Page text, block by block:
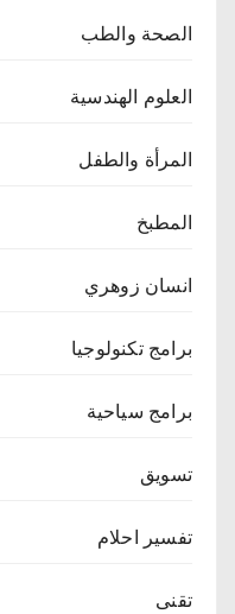
الصحة والطب
العلوم الهندسية
المرأة والطفل
المطبخ
انسان زوهري
برامج تكنولوجيا
برامج سياحية
تسويق
تفسير احلام
تقنى